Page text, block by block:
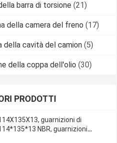
barra di torsione (21)
della camera del freno (17)
della cavità del camion (5)
della coppa dell'olio (30)
PRODOTTI
guarnizioni di
NBR, guarnizioni